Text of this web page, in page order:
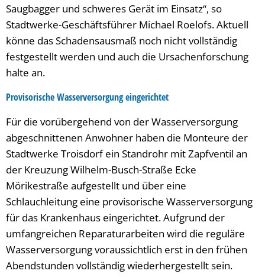
Saugbagger und schweres Gerät im Einsatz“, so
Stadtwerke-Geschäftsführer Michael Roelofs. Aktuell
könne das Schadensausmaß noch nicht vollständig
festgestellt werden und auch die Ursachenforschung
halte an.
Provisorische Wasserversorgung eingerichtet
Für die vorübergehend von der Wasserversorgung
abgeschnittenen Anwohner haben die Monteure der
Stadtwerke Troisdorf ein Standrohr mit Zapfventil an
der Kreuzung Wilhelm-Busch-Straße Ecke
Mörikestraße aufgestellt und über eine
Schlauchleitung eine provisorische Wasserversorgung
für das Krankenhaus eingerichtet. Aufgrund der
umfangreichen Reparaturarbeiten wird die reguläre
Wasserversorgung voraussichtlich erst in den frühen
Abendstunden vollständig wiederhergestellt sein.